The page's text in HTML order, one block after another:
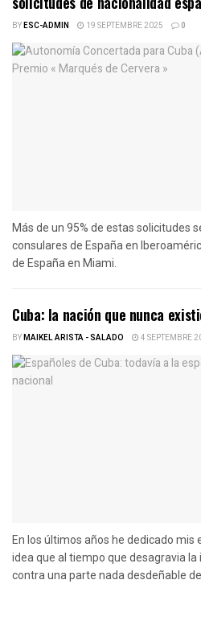
BYESC-ADMIN 19 SEPTEMBRE 2025 0
Más de un 95% de estas solicitudes
consulares de España en
de España en Miami.
Cuba: la nación que nunca
BYMAIKEL ARISTA - SALADO 4 SEPTEMBRE
En los últimos años he dedicado
idea que al tiempo que desagravia
contra una parte nada desdeñable del